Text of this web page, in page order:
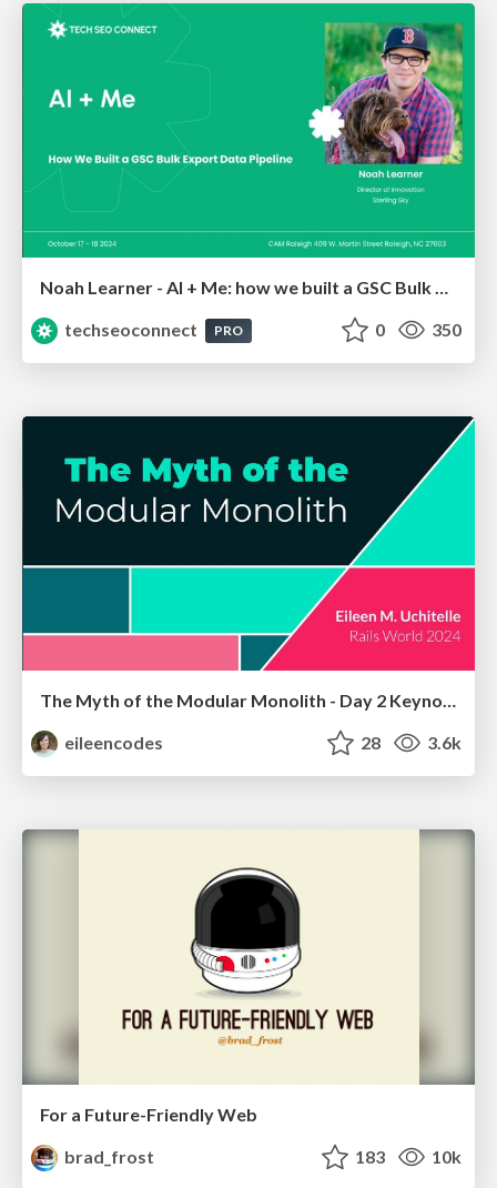
Noah Learner - AI + Me: how we built a GSC Bulk Export data pipeline
techseoconnect
PRO 0 350
The Myth of the Modular Monolith - Day 2 Keynote - Rails World 2024
eileencodes
28 3.6k
For a Future-Friendly Web
brad_frost
183 10k